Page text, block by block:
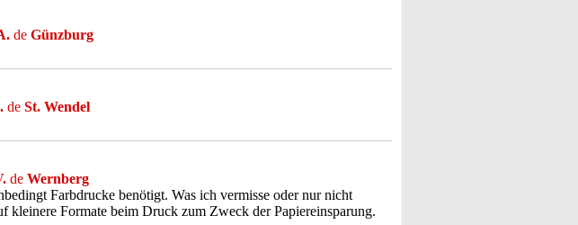
de Günzburg
de St. Wendel
de Wernberg
Farbdrucke benötigt. Was ich vermisse oder nur nicht
kleinere Formate beim Druck zum Zweck der Papiereinsparung.